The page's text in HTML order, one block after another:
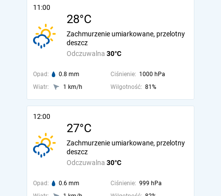
11:00
28°C
Odczuwalna 30°C
Zachmurzenie umiarkowane, przelotny
deszcz
Opad: 0.8 mm Ciśnienie: 1000 hPa
Wiatr:
1 km/h Wilgotność: 81%
12:00
27°C
Odczuwalna 30°C
Zachmurzenie umiarkowane, przelotny
deszcz
Opad: 0.6 mm Ciśnienie: 999 hPa